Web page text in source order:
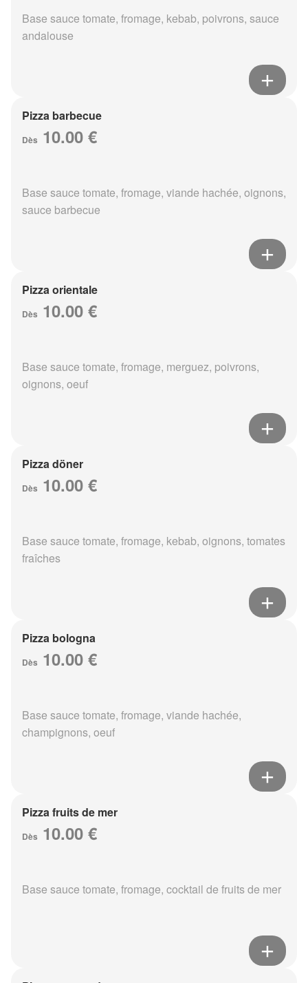
Base sauce tomate, fromage, kebab, poivrons, sauce
andalouse
Pizza barbecue
Dès 10.00 €
Base sauce tomate, fromage, viande hachée, oignons,
sauce barbecue
Pizza orientale
Dès 10.00 €
Base sauce tomate, fromage, merguez, poivrons,
oignons, oeuf
Pizza döner
Dès 10.00 €
Base sauce tomate, fromage, kebab, oignons, tomates
fraîches
Pizza bologna
Dès 10.00 €
Base sauce tomate, fromage, viande hachée,
champignons, oeuf
Pizza fruits de mer
Dès 10.00 €
Base sauce tomate, fromage, cocktail de fruits de mer